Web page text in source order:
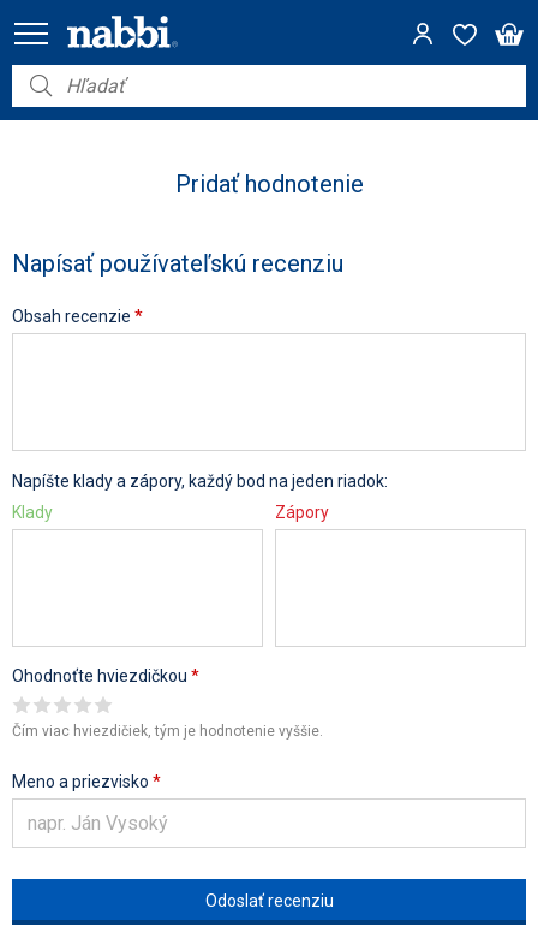
Nábytok
Akcie
Výpredaj
Pridať hodnotenie
Napísať používateľskú recenziu
Obsah recenzie *
Napíšte klady a zápory, každý bod na jeden riadok:
Klady
Zápory
Ohodnoťte hviezdičkou *
Čím viac hviezdičiek, tým je hodnotenie vyššie.
Meno a priezvisko *